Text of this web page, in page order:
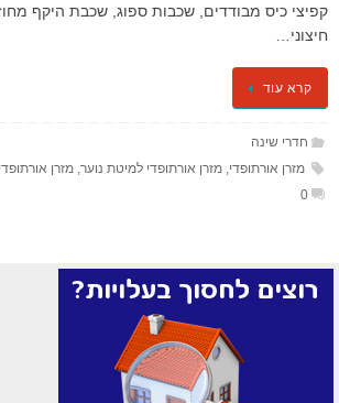
קפיצי כיס מבודדים, שכבות ספוג, שכבת היקף
חיצוני…
קרא עוד
חדרי שינה
מזרן אורתופדי מזרן אורתופדי למיטת נוער, מזרן
0